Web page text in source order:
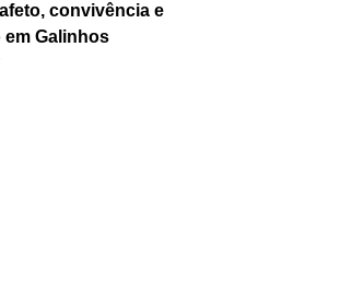
convivência e
Galinhos